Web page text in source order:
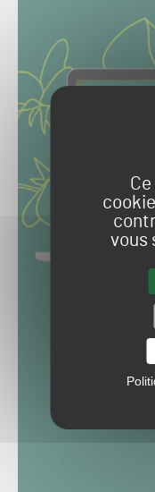
vous